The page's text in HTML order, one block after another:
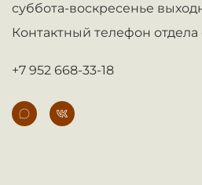
суббота-воскресенье
Контактный телефон
+7 952 668-33-18